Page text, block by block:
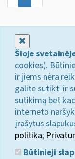
Šioje
cookies).
ir jiems nėra
galite sutikti ir
sutikimą bet
interneto
įrašytus
politika;
Būtinieji